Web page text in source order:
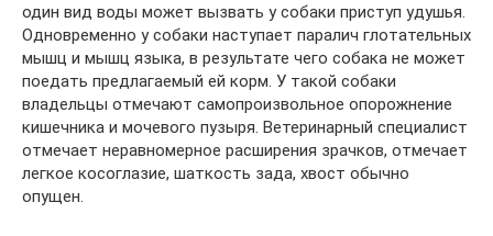
один вид воды может вызвать у собаки приступ удушья.
Одновременно у собаки наступает паралич глотательных
мышц и мышц языка, в результате чего собака не может
поедать предлагаемый ей корм. У такой собаки
владельцы отмечают самопроизвольное опорожнение
кишечника и мочевого пузыря. Ветеринарный специалист
отмечает неравномерное расширения зрачков, отмечает
легкое косоглазие, шаткость зада, хвост обычно
опущен.